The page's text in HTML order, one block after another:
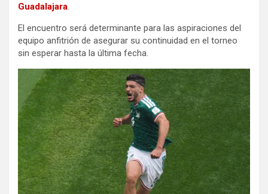
Guadalajara
El encuentro será determinante para las aspiraciones del
equipo anfitrión de asegurar su continuidad en el torneo
sin esperar hasta la última fecha.